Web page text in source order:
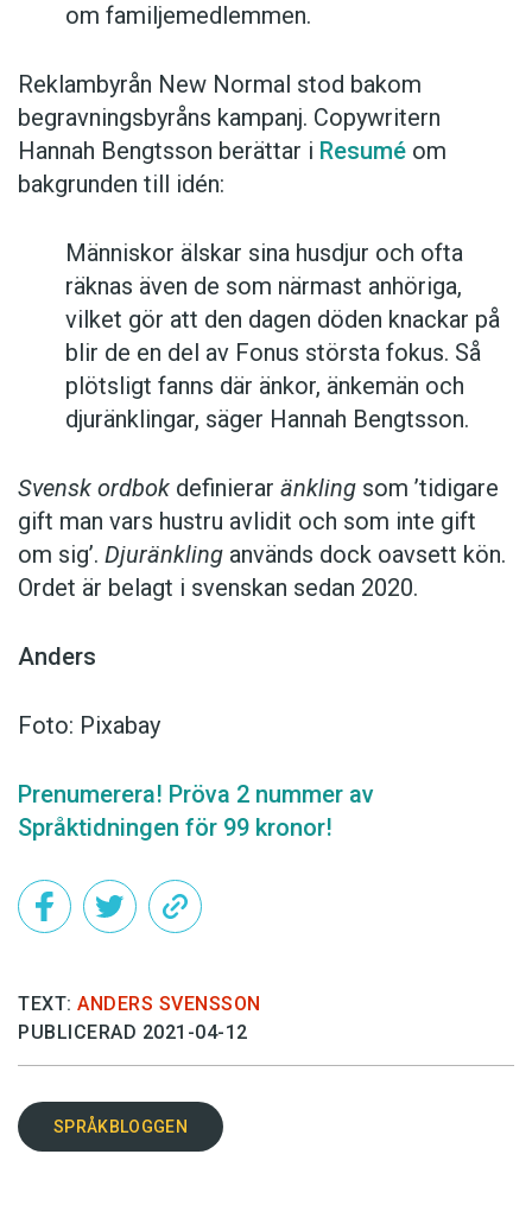
om familjemedlemmen.
Reklambyrån New Normal stod bakom
begravningsbyråns kampanj. Copywritern
Hannah Bengtsson berättar i Resumé om
bakgrunden till idén:
Människor älskar sina husdjur och ofta
räknas även de som närmast anhöriga,
vilket gör att den dagen döden knackar på
blir de en del av Fonus största fokus. Så
plötsligt fanns där änkor, änkemän och
djuränklingar, säger Hannah Bengtsson.
Svensk ordbok definierar änkling som ’tidigare
gift man vars hustru av­lidit och som inte gift
om sig’. Djuränkling används dock oavsett kön.
Ordet är belagt i svenskan sedan 2020.
Anders
Foto: Pixabay
Prenumerera! Pröva 2 nummer av
Språktidningen för 99 kronor!
TEXT: ANDERS SVENSSON
PUBLICERAD 2021-04-12
SPRÅKBLOGGEN